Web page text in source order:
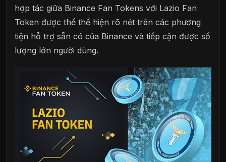
hợp tác giữa Binance Fan Tokens với Lazio Fan
Token được thể thể hiện rõ nét trên các phương
tiện hỗ trợ sẵn có của Binance và tiếp cận được số
lượng lớn người dùng.